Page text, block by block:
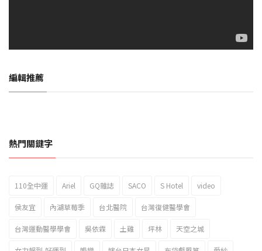
編輯推薦
2023新北市北海岸國際風箏節「風在石起」霸氣回歸
熱門關鍵字
110全中運 Ariel GQ雜誌 SACO S Hotel video
侯友宜 內湖草莓季 台北醫院 台灣復健醫學會
台灣運動醫學學會 吳依霖 土雞 坪林 天空之城